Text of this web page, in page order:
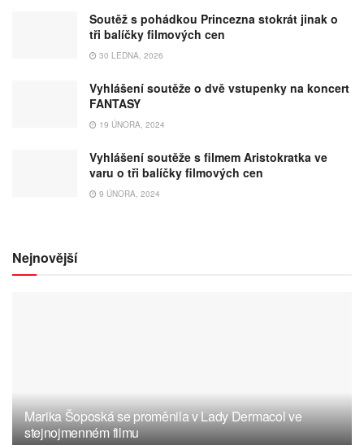
Soutěž s pohádkou Princezna stokrát jinak o
tři balíčky filmových cen
30 LEDNA, 2026
Vyhlášení soutěže o dvě vstupenky na koncert
FANTASY
19 ÚNORA, 2024
Vyhlášení soutěže s filmem Aristokratka ve
varu o tři balíčky filmových cen
9 ÚNORA, 2024
Nejnovější
Marika Šoposká se proměnila v Lady Dermacol ve
stejnojmenném filmu